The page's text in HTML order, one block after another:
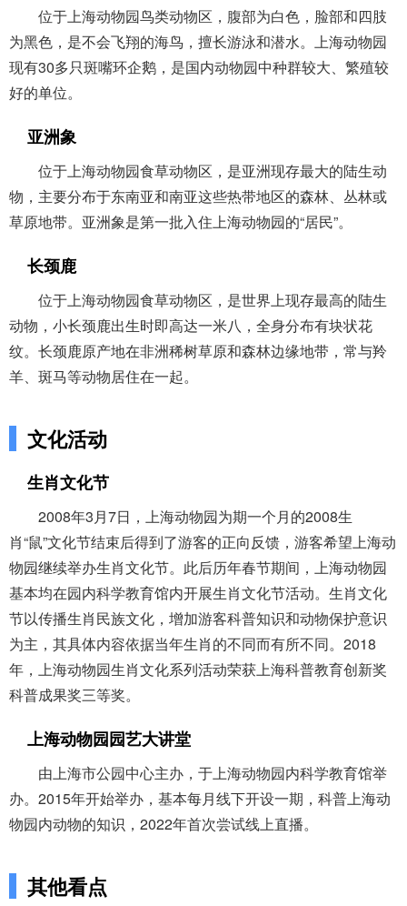
位于上海动物园鸟类动物区，腹部为白色，脸部和四肢
为黑色，是不会飞翔的海鸟，擅长游泳和潜水。上海动物园
现有30多只斑嘴环企鹅，是国内动物园中种群较大、繁殖较
好的单位。
亚洲象
位于上海动物园食草动物区，是亚洲现存最大的陆生动
物，主要分布于东南亚和南亚这些热带地区的森林、丛林或
草原地带。亚洲象是第一批入住上海动物园的“居民”。
长颈鹿
位于上海动物园食草动物区，是世界上现存最高的陆生
动物，小长颈鹿出生时即高达一米八，全身分布有块状花
纹。长颈鹿原产地在非洲稀树草原和森林边缘地带，常与羚
羊、斑马等动物居住在一起。
文化活动
生肖文化节
2008年3月7日，上海动物园为期一个月的2008生
肖“鼠”文化节结束后得到了游客的正向反馈，游客希望上海动
物园继续举办生肖文化节。此后历年春节期间，上海动物园
基本均在园内科学教育馆内开展生肖文化节活动。生肖文化
节以传播生肖民族文化，增加游客科普知识和动物保护意识
为主，其具体内容依据当年生肖的不同而有所不同。2018
年，上海动物园生肖文化系列活动荣获上海科普教育创新奖
科普成果奖三等奖。
上海动物园园艺大讲堂
由上海市公园中心主办，于上海动物园内科学教育馆举
办。2015年开始举办，基本每月线下开设一期，科普上海动
物园内动物的知识，2022年首次尝试线上直播。
其他看点